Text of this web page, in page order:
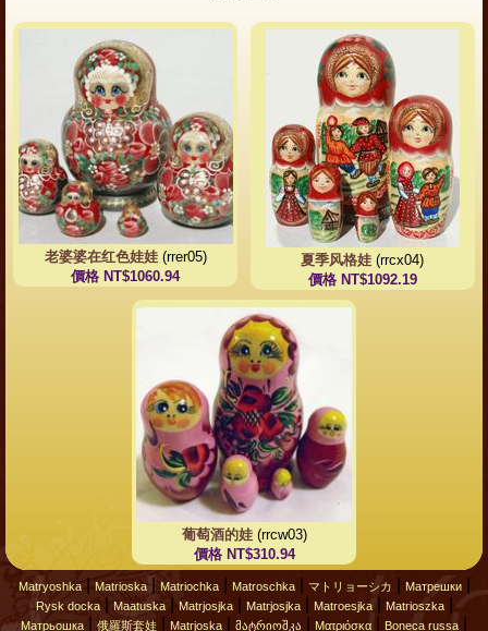
老婆婆在红色娃娃(rrer05)
價格 NT$1060.94
夏季风格娃 (rrcx04)
價格 NT$1092.19
葡萄酒的娃(rrcw03)
價格 NT$310.94
Matryoshka| Matrioska| Matriochka| Matroschka| マトリョーシカ Матрешки|
Rysk docka| Maatuska| Matrjosjka| Matrjosjka| Matroesjka| Matrioszka|
Матрьошка 俄羅斯套娃 Matrjoska მატრიოშკა Ματριόσκα Boneca russa